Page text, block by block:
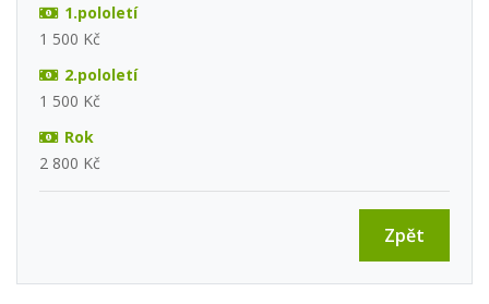
1.pololetí
1 500 Kč
2.pololetí
1 500 Kč
Rok
2 800 Kč
Zpět